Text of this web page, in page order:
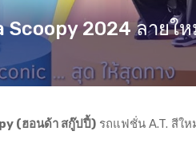
Scoopy 2024 ลายใ
(ฮอนด้า สกู๊ปปี้) รถแฟชั่น A.T. สีใ